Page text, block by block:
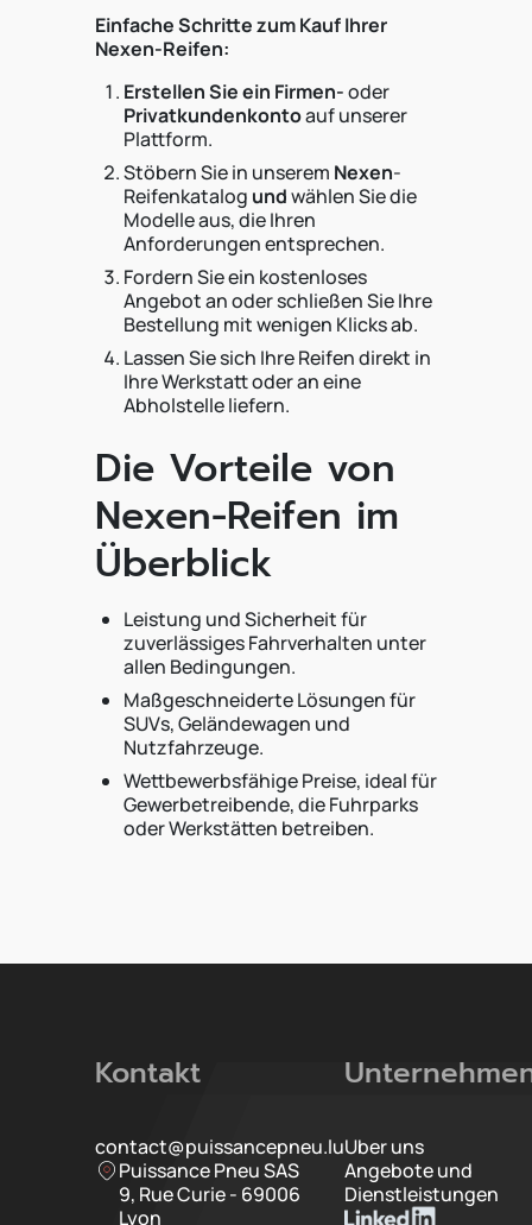
Einfache Schritte zum Kauf Ihrer
Nexen-Reifen:
Erstellen Sie ein Firmen-oder
Privatkundenkontoauf unserer
Plattform.
Stöbern Sie in unserem Nexen-
Reifenkatalog undwählen Sie die
Modelle aus, die Ihren
Anforderungen entsprechen.
Fordern Sie ein kostenloses
Angebot an oder schließen Sie Ihre
Bestellung mit wenigen Klicks ab.
Lassen Sie sich Ihre Reifen direkt in
Ihre Werkstatt oder an eine
Abholstelle liefern.
Die Vorteile von
Nexen-Reifen im
Überblick
Leistung und Sicherheit für
zuverlässiges Fahrverhalten unter
allen Bedingungen.
Maßgeschneiderte Lösungen für
SUVs, Geländewagen und
Nutzfahrzeuge.
Wettbewerbsfähige Preise, ideal für
Gewerbetreibende, die Fuhrparks
oder Werkstätten betreiben.
Kontakt
contact@puissancepneu.lu
Puissance Pneu SAS
9, Rue Curie - 69006
Lyon
Uber uns
Angebote und
Dienstleistungen